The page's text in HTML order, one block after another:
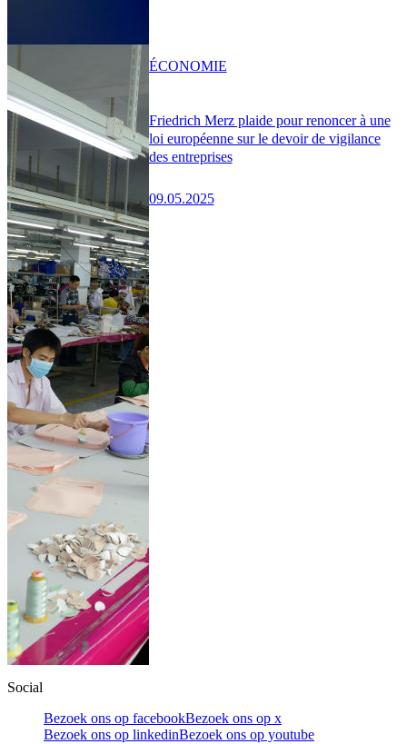
Friedrich Merz plaide pour renoncer à une
loi européenne sur le devoir de vigilance
des entreprises
09.05.2025
ÉCONOMIE
Social
Bezoek ons op facebookBezoek ons op x
Bezoek ons op linkedinBezoek ons op youtube